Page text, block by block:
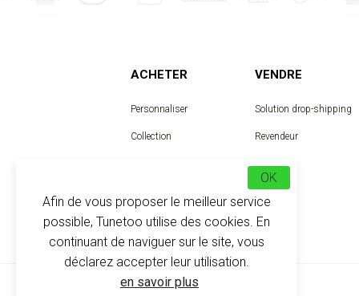
ACHETER
Personnaliser
Collection
VENDRE
Solution drop-shipping
Revendeur
Designer
Afin de vous proposer le meilleur service
possible, Tunetoo utilise des cookies. En
continuant de naviguer sur le site, vous
déclarez accepter leur utilisation.
en savoir plus
OK